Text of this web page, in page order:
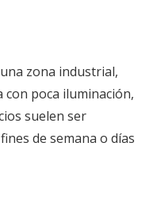
zona industrial,
poca iluminación,
suelen ser
de semana o días